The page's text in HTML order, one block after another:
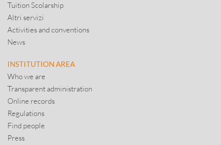
Tuition Scolarship
Altri servizi
Activities and conventions
News
INSTITUTION AREA
Who we are
Transparent administration
Online records
Regulations
Find people
Press